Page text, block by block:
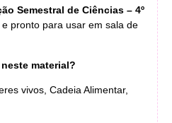
Semestral de Ciências – 4º
e pronto para usar em sala de
material?
vivos, Cadeia Alimentar,